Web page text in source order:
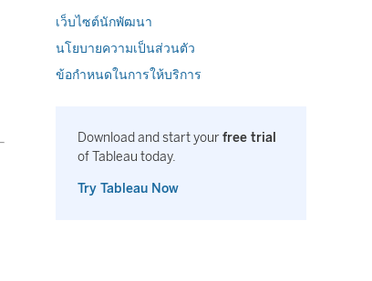
เว็บไซต์นักพัฒนา
นโยบายความเป็นส่วนตัว
ข้อกำหนดในการให้บริการ
Download and start yourfree trial
of Tableau today.
Try Tableau Now